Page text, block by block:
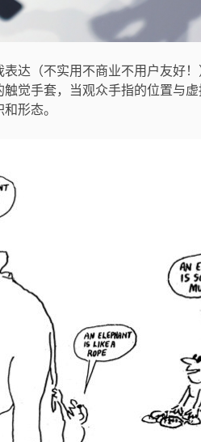
达（不实用不商业不用户友好
觉手套，当观众手指的位置与
形态。